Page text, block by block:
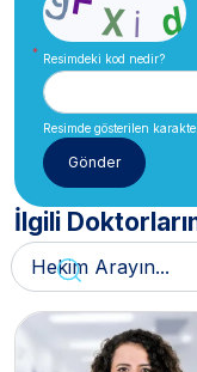
Resimdeki kod nedir?
Resimde gösterilen
İlgili